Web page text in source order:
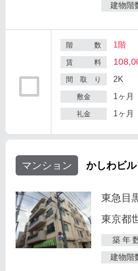
建物階
階 数 1階
賃 料
間 取 り 2K
敷金 1ヶ月
礼金 1ヶ月
マンション かしわビル
東急目
東京都
築 年
建物階